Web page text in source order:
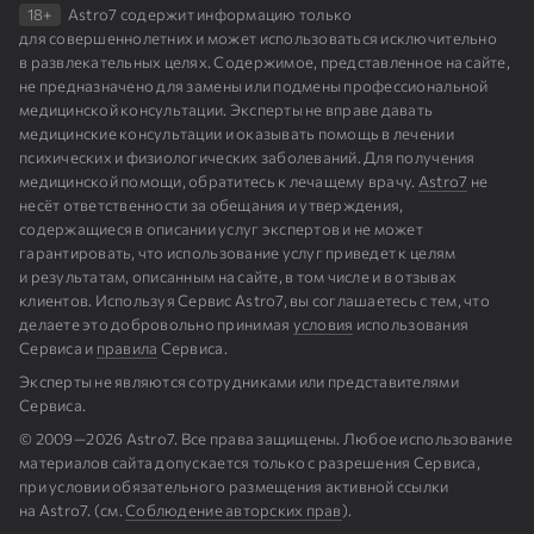
рабочий стол компьютера. Было бы отлично
напечатать его на белую керамическую
чашку. Можете также поместить это
изображение в рамочку без стекла и
поставить или повесить над рабочим столом,
особенно хорошо это для детей школьного
возраста. Можно это изображение поместить
в ваш автомобиль.
18+
Astro7 содержит информацию только
для совершеннолетних и может использоваться исключительно
в развлекательных целях. Содержимое, представленное на сайте,
не предназначено для замены или подмены профессиональной
медицинской консультации. Эксперты не вправе давать
медицинские консультации и оказывать помощь в лечении
психических и физиологических заболеваний. Для получения
медицинской помощи, обратитесь к лечащему врачу. Astro7 не
несёт ответственности за обещания и утверждения,
содержащиеся в описании услуг экспертов и не может
гарантировать, что использование услуг приведет к целям
и результатам, описанным на сайте, в том числе и в отзывах
клиентов. Используя Сервис Astro7, вы соглашаетесь с тем, что
делаете это добровольно принимая условия использования
Сервиса и правила Сервиса.
Эксперты не являются сотрудниками или представителями
Сервиса.
© 2009⁠—⁠2026 Astro7. Все права защищены. Любое использование
материалов сайта допускается только с разрешения Сервиса,
при условии обязательного размещения активной ссылки
на Astro7. (см.Cоблюдение авторских прав).